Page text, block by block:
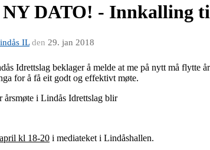
DATO! - Innkalling
ILden 29. jan 2018
Idrettslag beklager å melde at me på nytt må flytte
for å få eit godt og effektivt møte.
årsmøte i Lindås Idrettslag blir
kl 18-20 i mediateket i Lindåshallen.